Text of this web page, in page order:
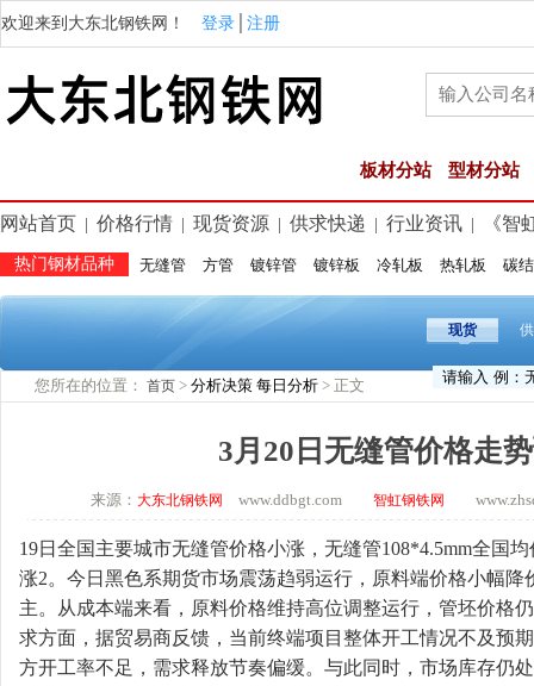
欢迎来到大东北钢铁网！ 登录 注册
板材分站 型材分站
网站首页 价格行情 现货资源 供求快递 行业资讯 《智
热门钢材品种 无缝管 方管 镀锌管 镀锌板 冷轧板 热轧板 碳
现货
您所在的位置： 首页 > 分析决策 每日分析 > 正文
3月20日无缝管价格走
来源： 大东北钢铁网 www.ddbgt.com 智虹钢铁网
19日全国主要城市无缝管价格小涨，无缝管108*4.5mm全国
涨2。今日黑色系期货市场震荡趋弱运行，原料端价格小幅
主。从成本端来看，原料价格维持高位调整运行，管坯价格
求方面，据贸易商反馈，当前终端项目整体开工情况不及预
方开工率不足，需求释放节奏偏缓。与此同时，市场库存仍